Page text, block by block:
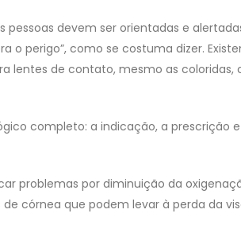
devem ser orientadas e
perigo”, como se costuma dizer.
lentes de contato, mesmo as
completo: a indicação, a prescrição
problemas por diminuição da
córnea que podem levar à perda da